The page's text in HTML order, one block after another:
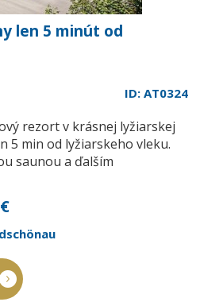
len 5 minút od
ID: AT0324
rezort v krásnej lyžiarskej
5 min od lyžiarskeho vleku.
saunou a ďalším